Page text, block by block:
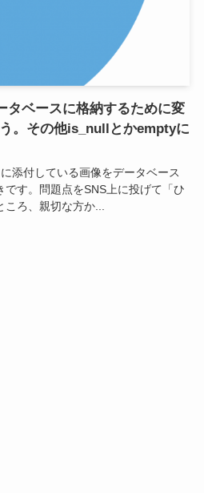
タベースに格納するために変
。その他is_nullとかemptyに
添付している画像をデータベース
です。問題点をSNS上に投げて「ひ
ころ、親切な方か...